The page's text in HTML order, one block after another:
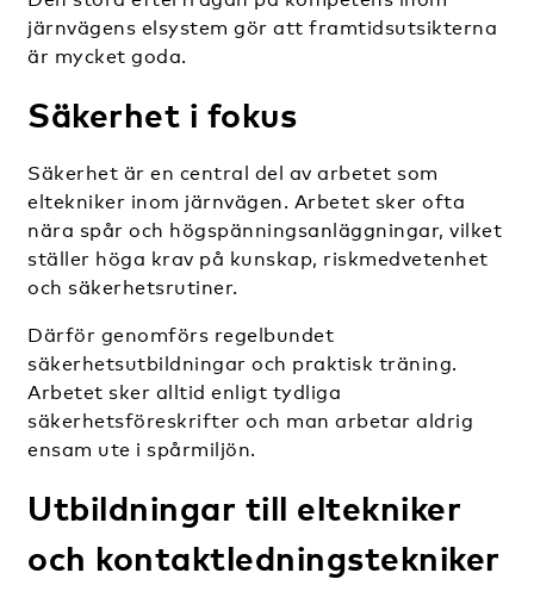
järnvägens elsystem gör att framtidsutsikterna
är mycket goda.
Säkerhet i fokus
Säkerhet är en central del av arbetet som
eltekniker inom järnvägen. Arbetet sker ofta
nära spår och högspänningsanläggningar, vilket
ställer höga krav på kunskap, riskmedvetenhet
och säkerhetsrutiner.
Därför genomförs regelbundet
säkerhetsutbildningar och praktisk träning.
Arbetet sker alltid enligt tydliga
säkerhetsföreskrifter och man arbetar aldrig
ensam ute i spårmiljön.
Utbildningar till eltekniker
och kontaktledningstekniker